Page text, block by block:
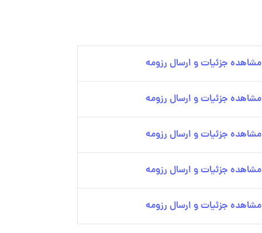
مشاهده جزئیات و ارسال رزومه
مشاهده جزئیات و ارسال رزومه
مشاهده جزئیات و ارسال رزومه
مشاهده جزئیات و ارسال رزومه
مشاهده جزئیات و ارسال رزومه